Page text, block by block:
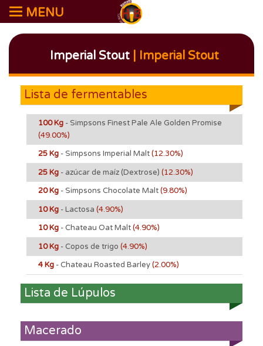
MENU
Imperial Stout | Imperial Stout
Lista de fermentables
100 Kg - Simpsons Finest Pale Ale Golden Promise
(49.00%)
25 Kg - Simpsons Imperial Malt(12.30%)
25 Kg - azúcar de maíz (Dextrose) (12.30%)
20 Kg - Simpsons Chocolate Malt(9.80%)
10 Kg - Lactosa (4.90%)
10 Kg - Chateau Oat Malt(4.90%)
10 Kg - Copos de trigo (4.90%)
4 Kg - Chateau Roasted Barley(2.00%)
Lista de Lúpulos
Macerado